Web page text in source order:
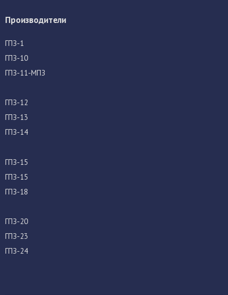
Производители
ГПЗ-1
ГПЗ-10
ГПЗ-11-МПЗ
ГПЗ-12
ГПЗ-13
ГПЗ-14
ГПЗ-15
ГПЗ-15
ГПЗ-18
ГПЗ-20
ГПЗ-23
ГПЗ-24